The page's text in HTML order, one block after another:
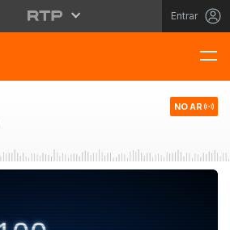
Entrar
NO AR